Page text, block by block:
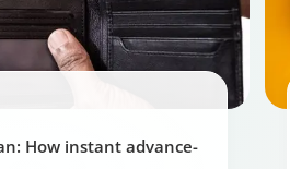
How instant advance-